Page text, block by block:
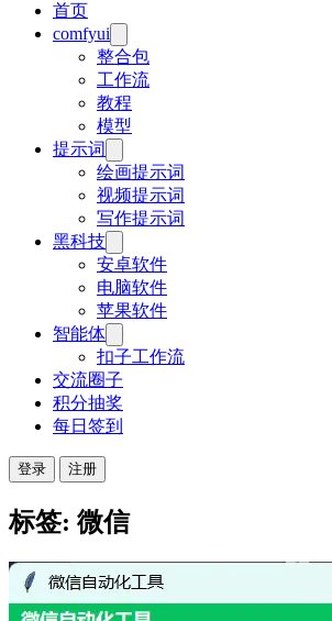
首页
comfyui
整合包
工作流
教程
模型
提示词
绘画提示词
视频提示词
写作提示词
黑科技
安卓软件
电脑软件
苹果软件
智能体
扣子工作流
交流圈子
积分抽奖
每日签到
登录 注册
标签: 微信